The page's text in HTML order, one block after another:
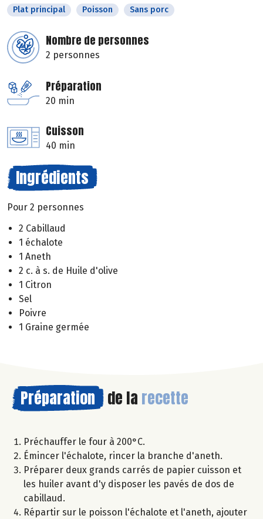
Plat principal Poisson Sans porc
Nombre de personnes
2 personnes
Préparation
20 min
Cuisson
40 min
Ingrédients
Pour 2 personnes
2 Cabillaud
1 échalote
1 Aneth
2 c. à s. de Huile d'olive
1 Citron
Sel
Poivre
1 Graine germée
Préparation de la recette
Préchauffer le four à 200°C.
Émincer l'échalote, rincer la branche d'aneth.
Préparer deux grands carrés de papier cuisson et
les huiler avant d'y disposer les pavés de dos de
cabillaud.
Répartir sur le poisson l'échalote et l'aneth, ajouter